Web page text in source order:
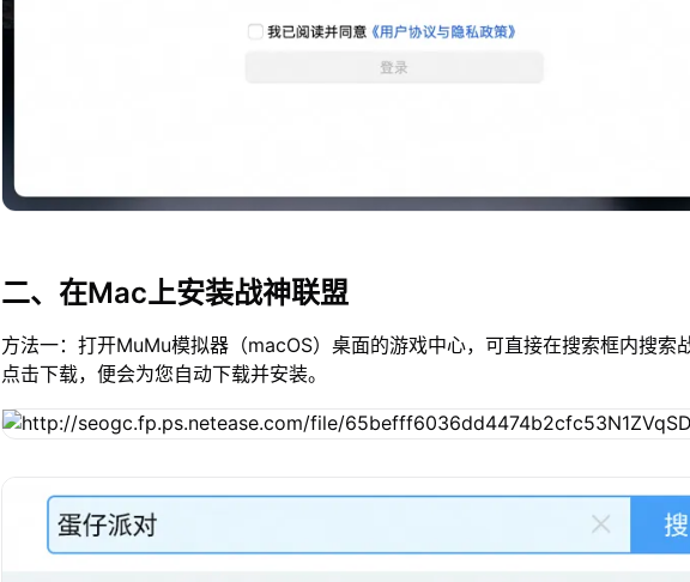
二、在Mac上安装战神联盟
方法一：打开MuMu模拟器（macOS）桌面的游戏中心，可直接在搜索框内搜索
点击下载，便会为您自动下载并安装。